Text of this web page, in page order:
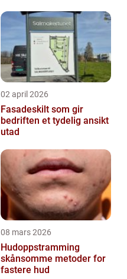
02 april 2026
Fasadeskilt som gir
bedriften et tydelig ansikt
utad
08 mars 2026
Hudoppstramming
skånsomme metoder for
fastere hud